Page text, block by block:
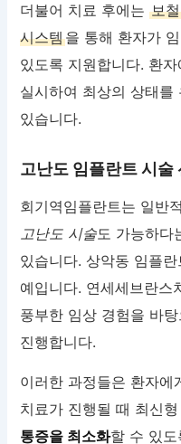
더불어 치료 후에는보
시스템을 통해 환자가
있도록 지원합니다. 환
실시하여 최상의 상태를
있습니다.
고난도 임플란트 시술
회기역임플란트는 일반
고난도 시술도 가능하다
있습니다. 상악동 임플
예입니다. 연세세브란스
풍부한 임상 경험을 바
진행합니다.
이러한 과정들은 환자에
치료가 진행될 때 최신
통증을 최소화할 수 있